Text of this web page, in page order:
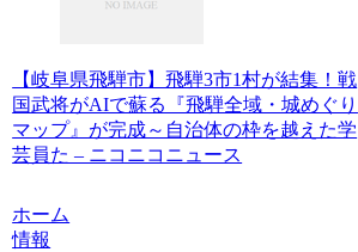
【岐阜県飛騨市】飛騨3市1村が結集！戦
国武将がAIで蘇る『飛騨全域・城めぐり
マップ』が完成～自治体の枠を越えた学
芸員た – ニコニコニュース
ホーム
情報